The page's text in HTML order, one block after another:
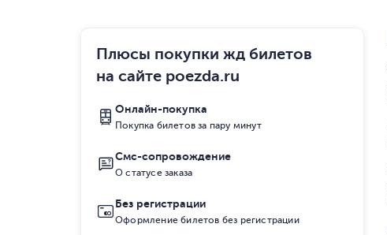
Плюсы покупки жд билетов
на сайте poezda.ru
Онлайн-покупка
Покупка билетов за пару минут
Смс-сопровождение
О статусе заказа
Без регистрации
Оформление билетов без регистрации